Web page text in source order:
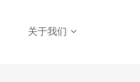
关于我们